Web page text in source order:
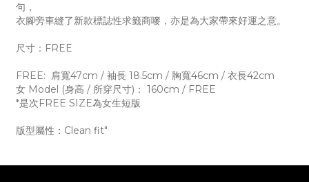
句，
衣腳旁車縫了新款標誌性求籤商嘜，亦是為大家帶來好運之意。
尺寸：FREE
FREE: 肩寬47cm / 袖長 18.5cm / 胸寬46cm / 衣長42cm
女 Model (身高 / 所穿尺寸)： 160cm / FREE
*是次FREE SIZE為女生短版
版型屬性：Clean fit"